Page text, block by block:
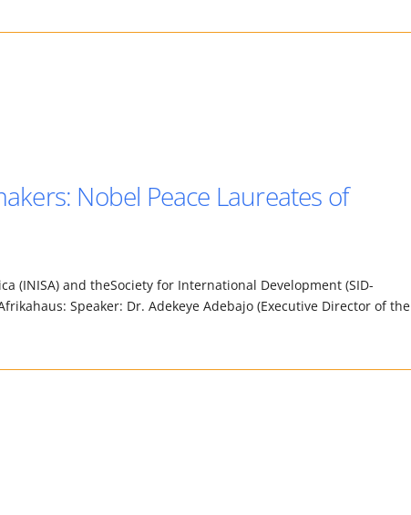
Nobel Peace Laureates of
(INISA) and theSociety for International Development (SID-
Speaker: Dr. Adekeye Adebajo (Executive Director of the